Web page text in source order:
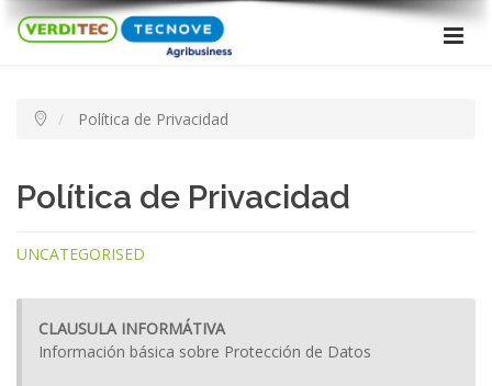
Política de Privacidad
Política de Privacidad
UNCATEGORISED
CLAUSULA INFORMÁTIVA
Información básica sobre Protección de Datos